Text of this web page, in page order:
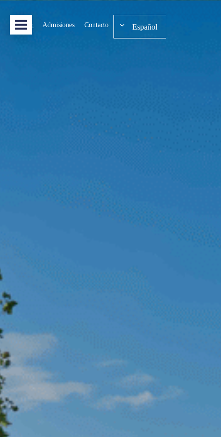
Admisiones Contacto Español